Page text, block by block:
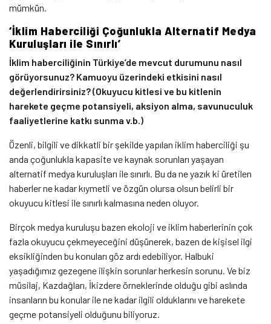
mümkün.
‘İklim Haberciliği Çoğunlukla Alternatif Medya
Kuruluşları ile Sınırlı’
İklim haberciliğinin Türkiye’de mevcut durumunu nasıl
görüyorsunuz? Kamuoyu üzerindeki etkisini nasıl
değerlendirirsiniz? (Okuyucu kitlesi ve bu kitlenin
harekete geçme potansiyeli, aksiyon alma, savunuculuk
faaliyetlerine katkı sunma v.b.)
Özenli, bilgili ve dikkatli bir şekilde yapılan iklim haberciliği şu
anda çoğunlukla kapasite ve kaynak sorunları yaşayan
alternatif medya kuruluşları ile sınırlı. Bu da ne yazık ki üretilen
haberler ne kadar kıymetli ve özgün olursa olsun belirli bir
okuyucu kitlesi ile sınırlı kalmasına neden oluyor.
Birçok medya kuruluşu bazen ekoloji ve iklim haberlerinin çok
fazla okuyucu çekmeyeceğini düşünerek, bazen de kişisel ilgi
eksikliğinden bu konuları göz ardı edebiliyor. Halbuki
yaşadığımız gezegene ilişkin sorunlar herkesin sorunu. Ve biz
müsilaj, Kazdağları, İkizdere örneklerinde olduğu gibi aslında
insanların bu konular ile ne kadar ilgili olduklarını ve harekete
geçme potansiyeli olduğunu biliyoruz.